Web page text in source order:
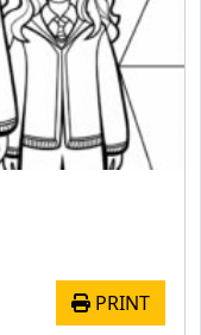
PRINT